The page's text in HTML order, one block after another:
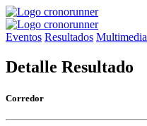
Eventos Resultados Multimedia
Detalle Resultado
Corredor